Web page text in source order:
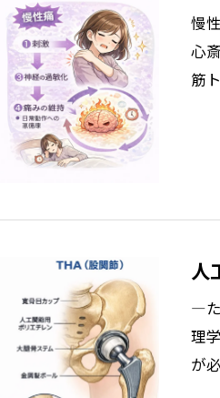
慢
心
筋
人
―
理
が